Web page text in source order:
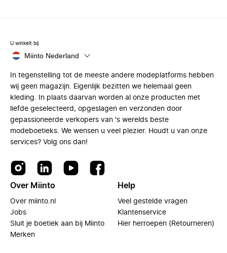
U winkelt bij
Miinto Nederland
In tegenstelling tot de meeste andere modeplatforms hebben
wij geen magazijn. Eigenlijk bezitten we helemaal geen
kleding. In plaats daarvan worden al onze producten met
liefde geselecteerd, opgeslagen en verzonden door
gepassioneerde verkopers van 's werelds beste
modeboetieks. We wensen u veel plezier. Houdt u van onze
services? Volg ons dan!
Over Miinto
Over miinto.nl
Jobs
Sluit je boetiek aan bij Miinto
Merken
Help
Veel gestelde vragen
Klantenservice
Hier herroepen (Retourneren)